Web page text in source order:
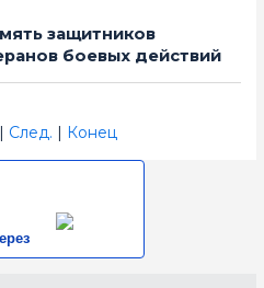
защитников
боевых действий
| След. | Конец